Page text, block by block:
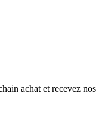
achat et recevez nos